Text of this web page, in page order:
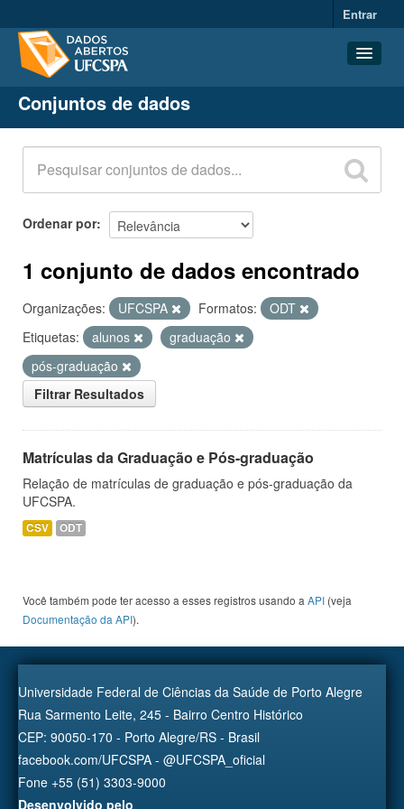
Entrar
Conjuntos de dados
Organizações
Grupos
Sobre
Conjuntos de dados
Ordenar por
1 conjunto de dados encontrado
Organizações: UFCSPA Formatos:
ODT
Etiquetas:
alunos
graduação
pós-graduação
Filtrar Resultados
Matrículas da Graduação e Pós-graduação
Relação de matrículas de graduação e pós-graduação da
UFCSPA.
CSV ODT
Você também pode ter acesso a esses registros usando a API (veja
Documentação da API).
Universidade Federal de Ciências da Saúde de Porto Alegre
Rua Sarmento Leite, 245 - Bairro Centro Histórico
CEP: 90050-170 - Porto Alegre/RS - Brasil
facebook.com/UFCSPA - @UFCSPA_oficial
Fone +55 (51) 3303-9000
Desenvolvido pelo